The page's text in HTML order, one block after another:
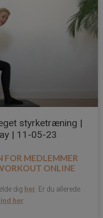
styrketræning |
| 11-05-23
FOR MEDLEMMER
ONLINE
dig her. Er du allerede
her